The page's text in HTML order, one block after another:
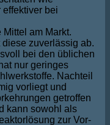
bei
Mittel am Markt.
zuverlässig ab.
bei den üblichen
nur geringes
Nachteil
vorliegt und
getroffen
kann sowohl als
zur Vor-